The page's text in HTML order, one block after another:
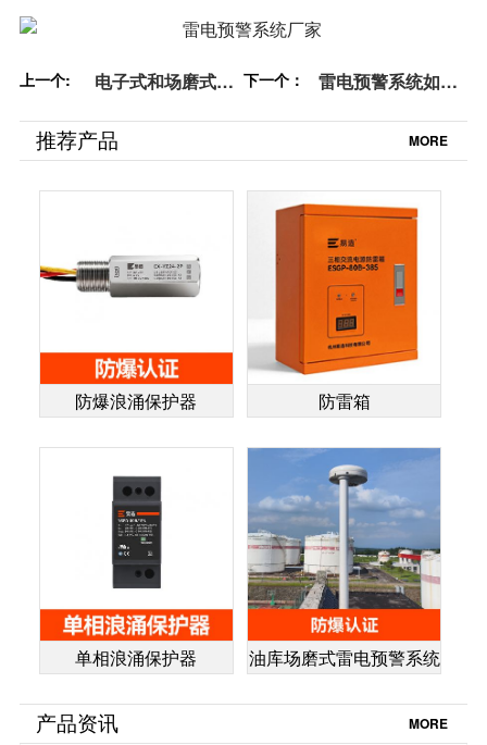
上一个:
电子式和场磨式大
几点要知道【杭州
易造】
下一个：
雷电预警系统如何
预警就是不一样
【杭州易造】
推荐产品 MORE
防爆浪涌保护器 防雷箱
单相浪涌保护器 油库场磨式雷电预警系统
产品资讯 MORE